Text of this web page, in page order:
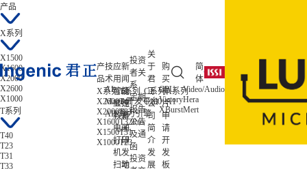
产
品
X系列
X2600
X2000
X1600
X1500
X1000
T系列
T41
T33
T32Pro
T31
T23
C系列
C100
A系列
A1
技
术
AI
Magik开发平台
AIE算力引擎
CPU
Victory
XBurst
Video/Audio
Hera
Mert
ISP/AISP
Tiziano
低功耗
Zeratul
Atlas
应
用
智能
显控
教育
电子
打印
机
扫地
新
闻
公
司
新
闻
研
发
动
投资
者关
系
定期
报告
公告
及通
函
投资
关
于
君
正
公
司
简
介
发
展
购
买
样
片
申
请
开
发
板
简
体
产品
X系列
X1500
X1600
X2000
X2600
X1000
T系列
T40
T23
T31
T33